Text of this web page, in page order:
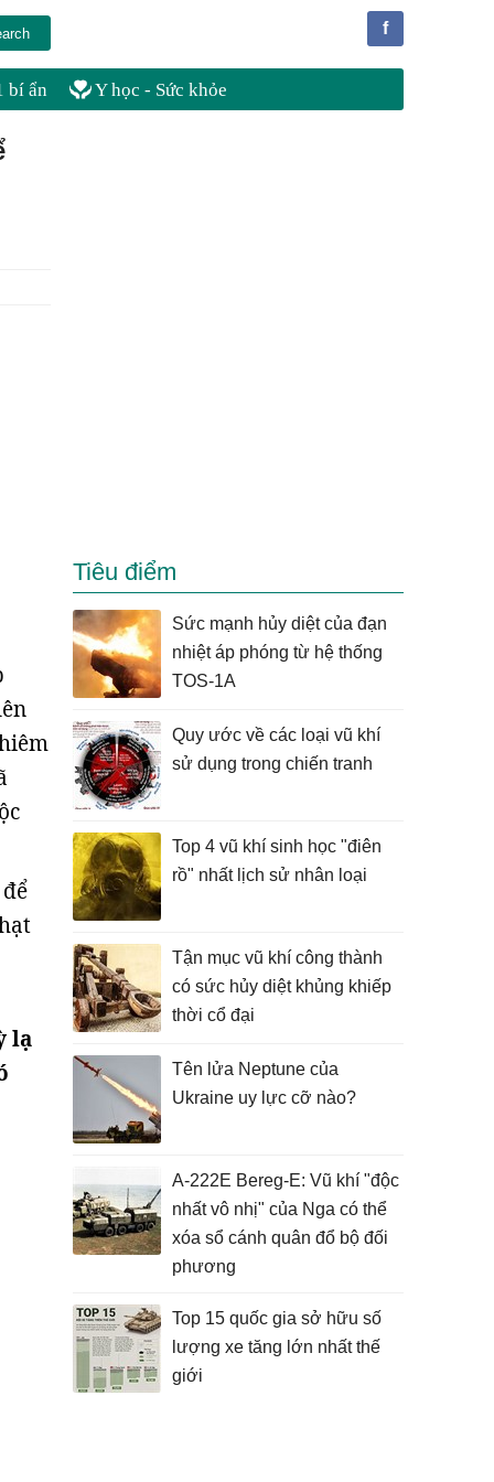
f
bí ẩn Y học - Sức khỏe
lạ
Tiêu điểm
Sức mạnh hủy diệt của đạn
nhiệt áp phóng từ hệ thống
TOS-1A
Quy ước về các loại vũ khí
sử dụng trong chiến tranh
Top 4 vũ khí sinh học "điên
rồ" nhất lịch sử nhân loại
Tận mục vũ khí công thành
có sức hủy diệt khủng khiếp
thời cổ đại
Tên lửa Neptune của
Ukraine uy lực cỡ nào?
A-222E Bereg-E: Vũ khí "độc
nhất vô nhị" của Nga có thể
xóa sổ cánh quân đổ bộ đối
phương
Top 15 quốc gia sở hữu số
lượng xe tăng lớn nhất thế
giới